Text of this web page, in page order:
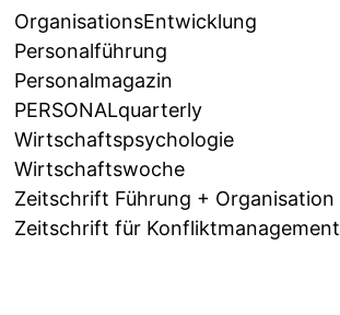
OrganisationsEntwicklung
Personalführung
Personalmagazin
PERSONALquarterly
Wirtschaftspsychologie
Wirtschaftswoche
Zeitschrift Führung + Organisation
Zeitschrift für Konfliktmanagement